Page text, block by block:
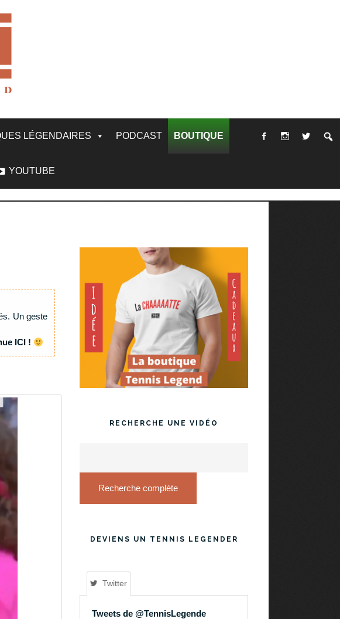
LÉGENDAIRES PODCAST BOUTIQUE
YOUTUBE
Un geste
ICI !
RECHERCHE UNE VIDÉO
Recherche complète
DEVIENS UN TENNIS LEGENDER
Twitter
Tweets de @TennisLegende